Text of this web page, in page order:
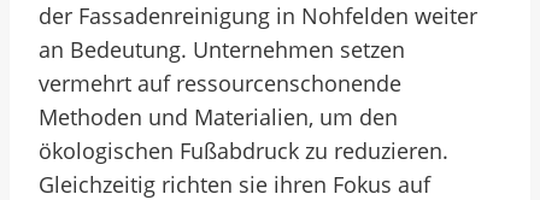
der Fassadenreinigung in Nohfelden weiter
an Bedeutung. Unternehmen setzen
vermehrt auf ressourcenschonende
Methoden und Materialien, um den
ökologischen Fußabdruck zu reduzieren.
Gleichzeitig richten sie ihren Fokus auf